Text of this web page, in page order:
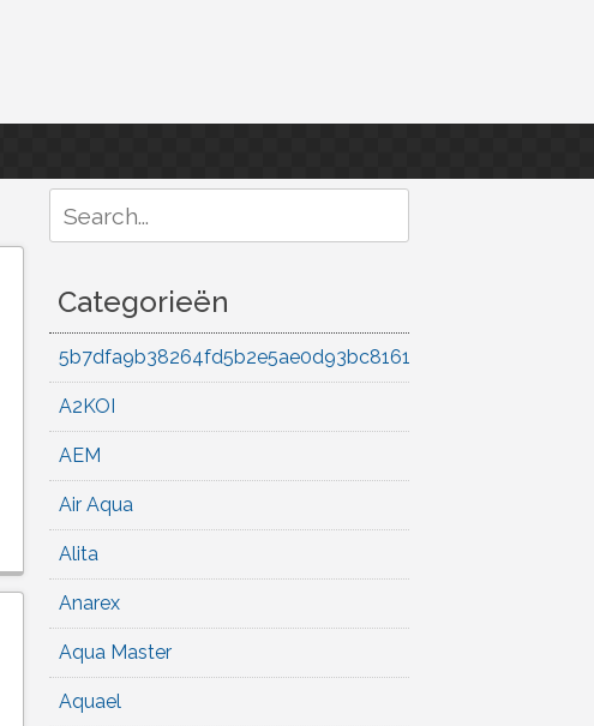
for:
Categorieën
5b7dfa9b38264fd5b2e5ae0d93bc8161
A2KOI
AEM
Air Aqua
Alita
Anarex
Aqua Master
Aquael